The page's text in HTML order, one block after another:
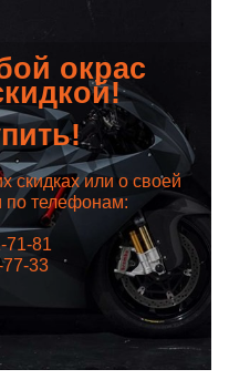
окрас
скидках или о своей
по телефонам:
71-81
33